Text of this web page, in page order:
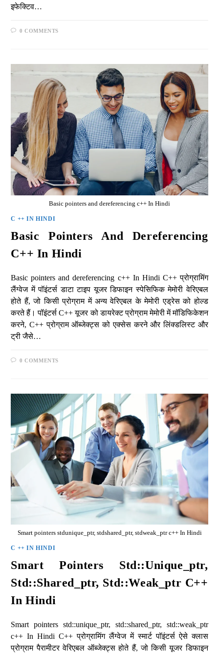
इफेक्टिव…
0 COMMENTS
Basic pointers and dereferencing c++ In Hindi
C ++ IN HINDI
Basic Pointers And Dereferencing
C++ In Hindi
Basic pointers and dereferencing c++ In Hindi C++ प्रोग्रामिंग
लैंग्वेज में पॉइंटर्स डाटा टाइप यूजर डिफाइन स्पेसिफिक मेमोरी वेरिएबल
होते हैं, जो किसी प्रोग्राम में अन्य वेरिएबल के मेमोरी एड्रेस को होल्ड
करते हैं। पॉइंटर्स C++ यूजर को डायरेक्ट प्रोग्राम मेमोरी में मॉडिफिकेशन
करने, C++ प्रोग्राम ऑब्जेक्ट्स को एक्सेस करने और लिंक्डलिस्ट और
ट्री जैसे…
0 COMMENTS
Smart pointers stdunique_ptr, stdshared_ptr, stdweak_ptr c++ In Hindi
C ++ IN HINDI
Smart Pointers Std::unique_ptr,
Std::shared_ptr, Std::weak_ptr C++
In Hindi
Smart pointers std::unique_ptr, std::shared_ptr, std::weak_ptr
c++ In Hindi C++ प्रोग्रामिंग लैंग्वेज में स्मार्ट पॉइंटर्स ऐसे क्लास
प्रोग्राम पैरामीटर वेरिएबल ऑब्जेक्ट्स होते हैं, जो किसी यूजर डिफाइन